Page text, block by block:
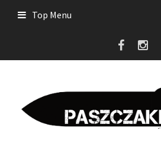
Top Menu